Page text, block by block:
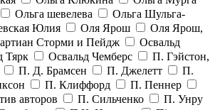
Ольга шевелева
Ольга Шульга-
Юлия Оля Ярош
Оля Ярош,
Сторми и Пейдж
Освальд
Тярк Освальд Чемберс
П. Гэйстон,
П. Д. Брамсен П. Джелетт
П.
П. Клиффорд
П. Пеннер
авторов
П. Сильченко
П. Унру